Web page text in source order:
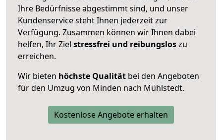
Ihre Bedürfnisse abgestimmt sind, und unser
Kundenservice steht Ihnen jederzeit zur
Verfügung. Zusammen können wir Ihnen dabei
helfen, Ihr Ziel stressfrei und reibungsloszu
erreichen.
Wir bieten höchste Qualität bei den Angeboten
für den Umzug von Minden nach Mühlstedt.
Kostenlose Angebote erhalten